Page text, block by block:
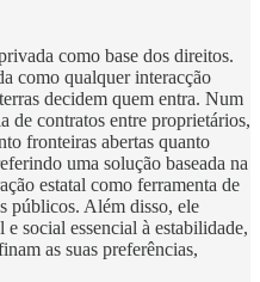
como base dos direitos.
como qualquer interacção
decidem quem entra. Num
de contratos entre proprietários,
fronteiras abertas quanto
uma solução baseada na
estatal como ferramenta de
públicos. Além disso, ele
social essencial à estabilidade,
as suas preferências,